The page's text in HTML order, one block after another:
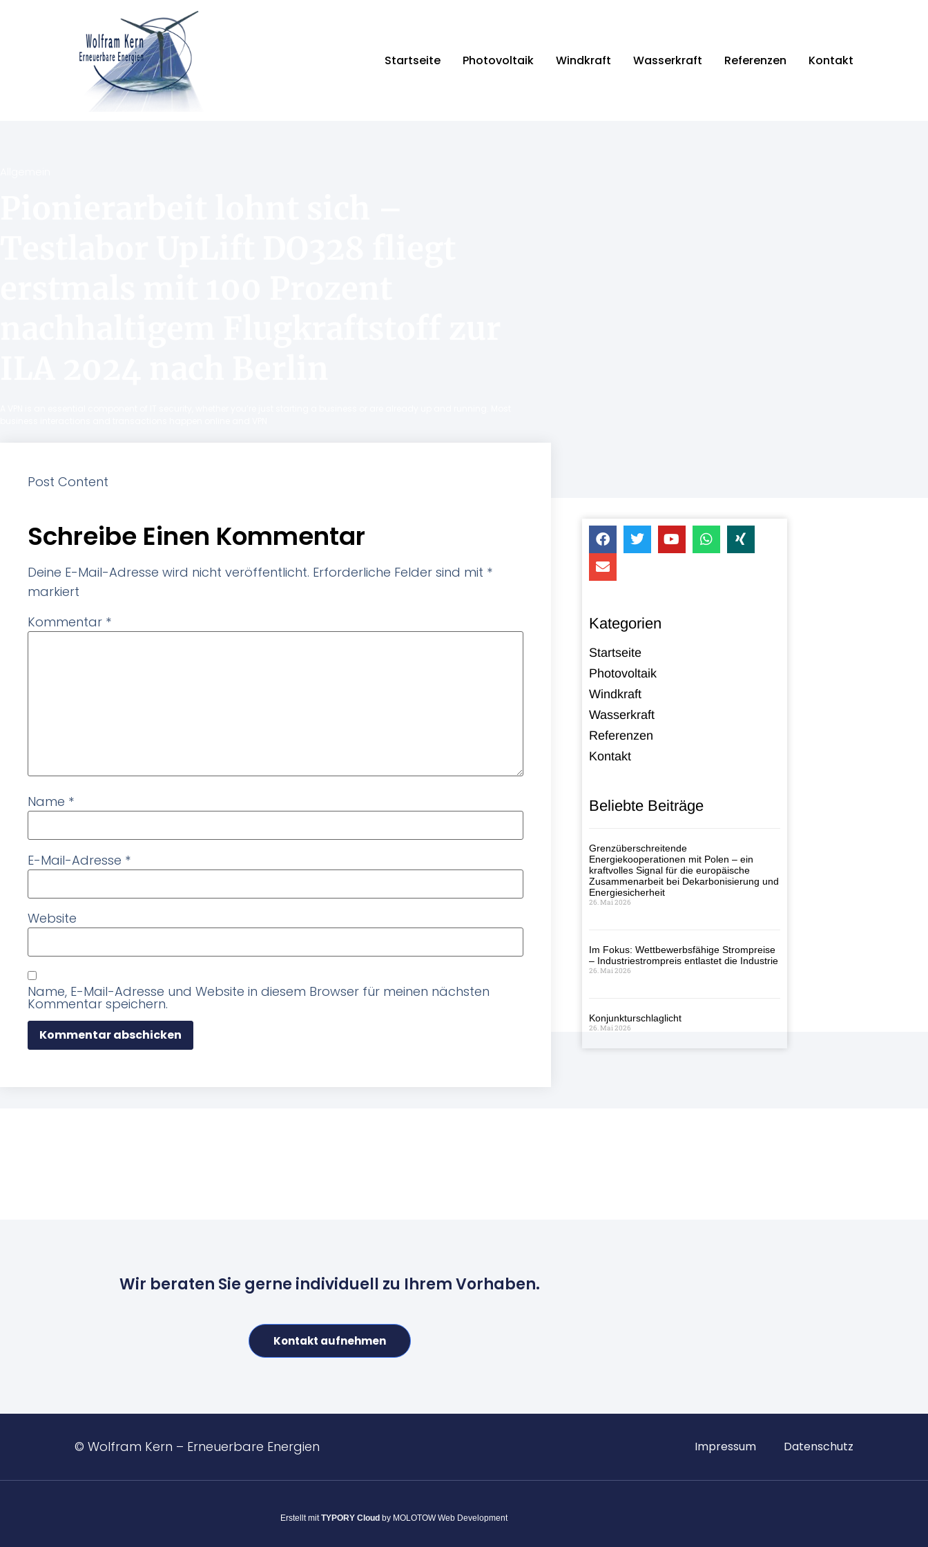
Startseite Photovoltaik Windkraft Wasserkraft Referenzen Kontakt
Post Content
Schreibe Einen Kommentar
Deine E-Mail-Adresse wird nicht veröffentlicht. Erforderliche Felder sind mit *
markiert
Kommentar *
Name *
E-Mail-Adresse *
Website
Name, E-Mail-Adresse und Website in diesem Browser für meinen nächsten
Kommentar speichern.
Kategorien
Startseite
Photovoltaik
Windkraft
Wasserkraft
Referenzen
Kontakt
Beliebte Beiträge
Grenzüberschreitende
Energiekooperationen mit Polen – ein
kraftvolles Signal für die europäische
Zusammenarbeit bei Dekarbonisierung und
Energiesicherheit
26. Mai 2026
Im Fokus: Wettbewerbsfähige Strompreise
– Industriestrompreis entlastet die Industrie
26. Mai 2026
Konjunkturschlaglicht
26. Mai 2026
Wir beraten Sie gerne individuell zu Ihrem Vorhaben.
Kontakt aufnehmen
© Wolfram Kern – Erneuerbare Energien Impressum Datenschutz
Erstellt mitTYPORY Cloudby MOLOTOW Web Development